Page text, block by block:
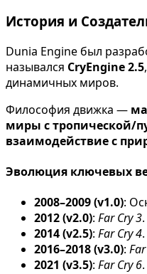
История и
Dunia Engine был
назывался CryEngine 2.5
динамичных миров.
Философия движка —
миры с тропической/
взаимодействие с
Эволюция ключевых
2008–2009 (v1.0):
2012 (v2.0): Far Cry 3
2014 (v2.5): Far Cry 4
2016–2018 (v3.0):
2021 (v3.5): Far Cry 6